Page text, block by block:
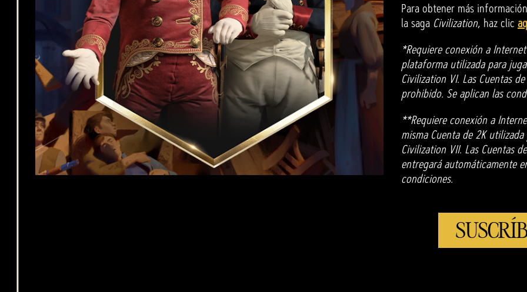
Para obtener más
la saga Civilization, haz clic
*Requiere conexión a
plataforma utilizada para
Civilization VI. Las Cuentas
prohibido. Se aplican las
**Requiere conexión a
misma Cuenta de 2K
Civilization VII. Las Cuentas
entregará automáticamente
condiciones.